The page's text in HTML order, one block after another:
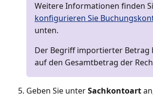
Weitere Informationen finden
konfigurieren Sie
unten.
Der Begriff importierter Betrag
auf den Gesamtbetrag der
Geben Sie unterSachkontoart